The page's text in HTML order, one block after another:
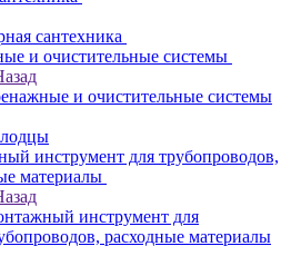
сантехника
и очистительные системы
и очистительные системы
инструмент для трубопроводов,
материалы
инструмент для
расходные материалы